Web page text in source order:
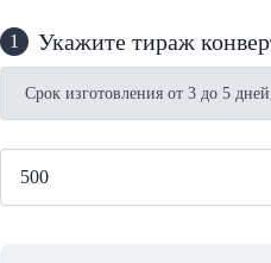
1 Укажите тираж
Срок изготовления от 3 до 5